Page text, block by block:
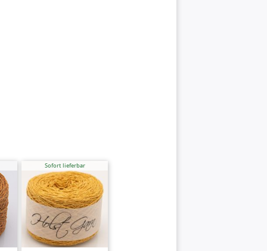
Sofort lieferbar